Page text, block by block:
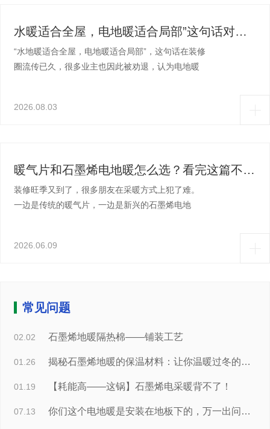
水暖适合全屋，电地暖适合局部”这句话对吗？
“水地暖适合全屋，电地暖适合局部”，这句话在装修
圈流传已久，很多业主也因此被劝退，认为电地暖
2026.08.03
暖气片和石墨烯电地暖怎么选？看完这篇不再纠结
装修旺季又到了，很多朋友在采暖方式上犯了难。
一边是传统的暖气片，一边是新兴的石墨烯电地
2026.06.09
常见问题
02.02 石墨烯地暖隔热棉——铺装工艺
01.26 揭秘石墨烯地暖的保温材料：让你温暖过冬的秘密武器
01.19 【耗能高——这锅】石墨烯电采暖背不了！
07.13 你们这个电地暖是安装在地板下的，万一出问题了怎么办？